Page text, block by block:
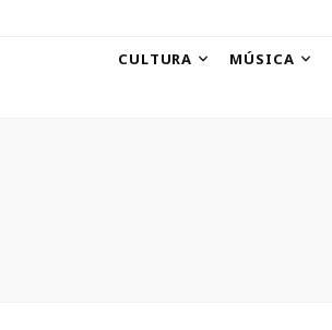
CULTURA MÚSICA